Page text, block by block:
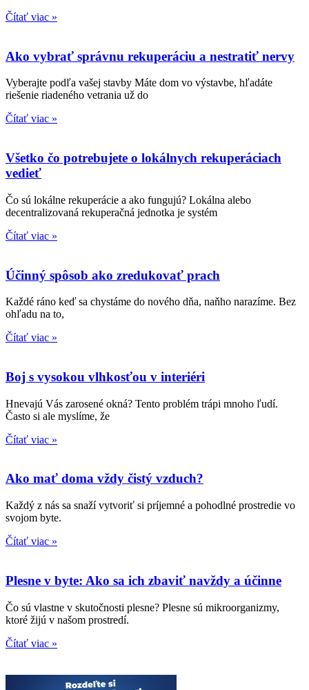
Čítať viac »
Ako vybrať správnu rekuperáciu a nestratiť nervy
Vyberajte podľa vašej stavby Máte dom vo výstavbe, hľadáte
riešenie riadeného vetrania už do
Čítať viac »
Všetko čo potrebujete o lokálnych rekuperáciach
vedieť
Čo sú lokálne rekuperácie a ako fungujú? Lokálna alebo
decentralizovaná rekuperačná jednotka je systém
Čítať viac »
Účinný spôsob ako zredukovať prach
Každé ráno keď sa chystáme do nového dňa, naňho narazíme. Bez
ohľadu na to,
Čítať viac »
Boj s vysokou vlhkosťou v interiéri
Hnevajú Vás zarosené okná? Tento problém trápi mnoho ľudí.
Často si ale myslíme, že
Čítať viac »
Ako mať doma vždy čistý vzduch?
Každý z nás sa snaží vytvoriť si príjemné a pohodlné prostredie vo
svojom byte.
Čítať viac »
Plesne v byte: Ako sa ich zbaviť navždy a účinne
Čo sú vlastne v skutočnosti plesne? Plesne sú mikroorganizmy,
ktoré žijú v našom prostredí.
Čítať viac »